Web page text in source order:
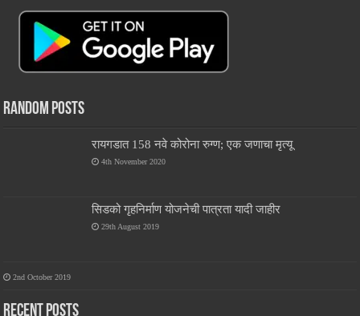
Random Posts
रायगडात 158 नवे कोरोना रुग्ण; एक जणाचा मृत्यू
4th November 2020
सिडको गृहनिर्माण योजनेची पात्रता यादी जाहीर
29th August 2019
2nd October 2019
Recent Posts